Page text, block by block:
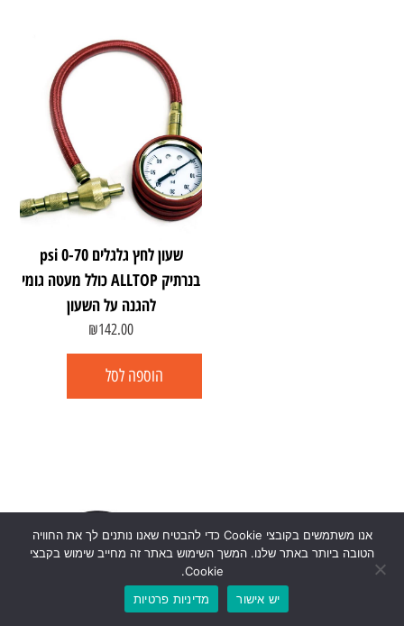
שעון לחץ גלגלים 0-70 psi
בנרתיק ALLTOP כולל מעטה גומי
להגנה על השעון
₪142.00
הוספה לסל
אנו משתמשים בקובצי Cookie כדי להבטיח שאנו נותנים לך את החוויה
הטובה ביותר באתר שלנו. המשך השימוש באתר זה מחייב שימוש בקבצי
Cookie.
יש אישור
מדיניות פרטיות